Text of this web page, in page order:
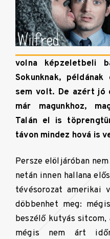
volna képzeletbeli
Sokunknak,
sem volt. De azért jó
már magunkhoz,
Talán el is
távon mindez hová is
Persze elöljáróban
netán innen hallana
tévésorozat amerikai
döbbenhet meg:
beszélő kutyás
mégis nem árt